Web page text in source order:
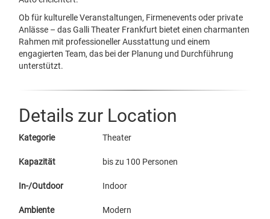
Ob für kulturelle Veranstaltungen, Firmenevents oder private
Anlässe – das Galli Theater Frankfurt bietet einen charmanten
Rahmen mit professioneller Ausstattung und einem
engagierten Team, das bei der Planung und Durchführung
unterstützt.
Details zur Location
Kategorie Theater
Kapazität bis zu 100 Personen
In-/Outdoor Indoor
Ambiente Modern